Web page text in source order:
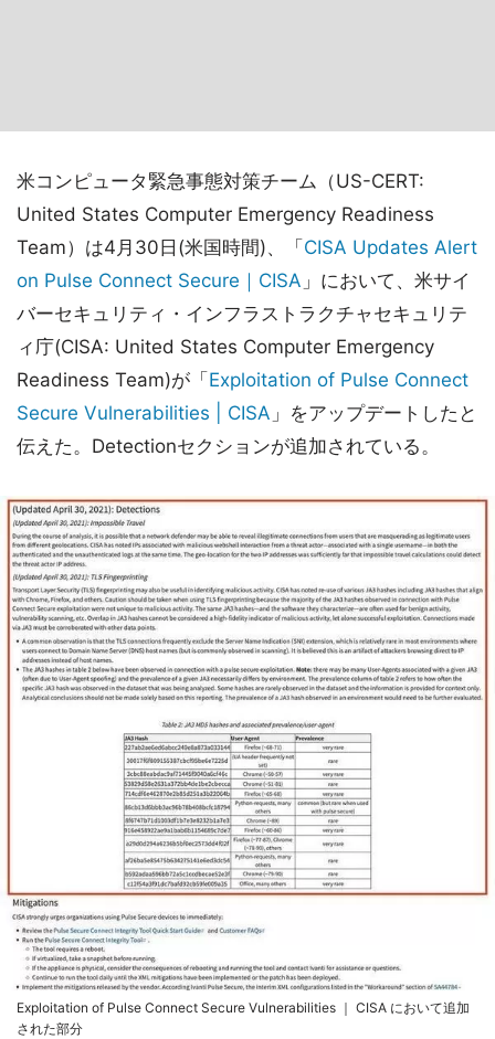
米コンピュータ緊急事態対策チーム（US-CERT:
United States Computer Emergency Readiness
Team）は4月30日(米国時間)、「 CISA Updates Alert
on Pulse Connect Secure｜CISA 」において、米サイ
バーセキュリティ・インフラストラクチャセキュリテ
ィ庁(CISA: United States Computer Emergency
Readiness Team)が「 Exploitation of Pulse Connect
Secure Vulnerabilities | CISA 」をアップデートしたと
伝えた。Detectionセクションが追加されている。
Exploitation of Pulse Connect Secure Vulnerabilities ｜ CISA において追加
された部分